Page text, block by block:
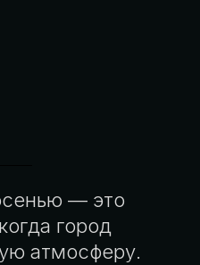
— это
город
атмосферу.